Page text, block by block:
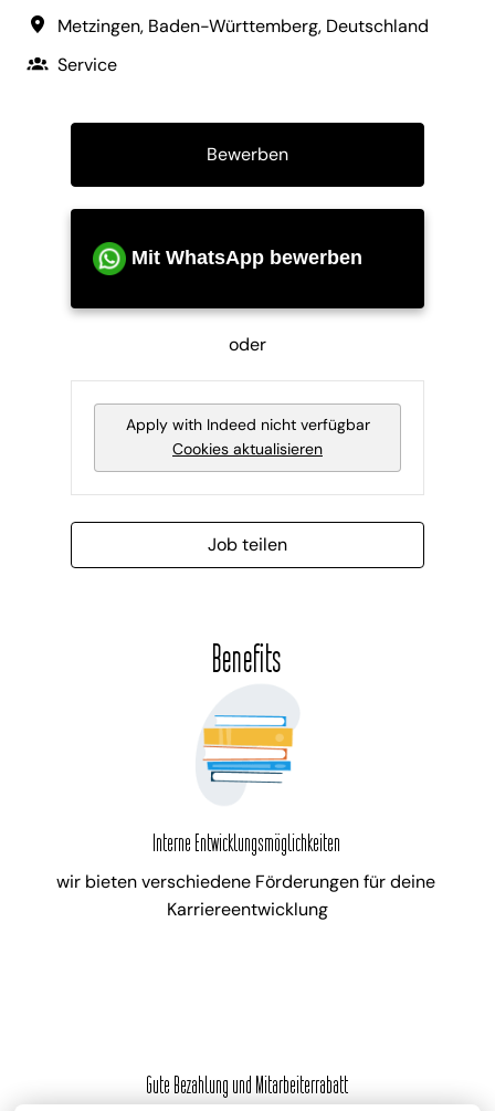
Metzingen, Baden-Württemberg, Deutschland
Service
Bewerben
Mit WhatsApp bewerben
oder
Apply with Indeed nicht verfügbar
Cookies aktualisieren
Job teilen
Benefits
Interne Entwicklungsmöglichkeiten
wir bieten verschiedene Förderungen für deine
Karriereentwicklung
Gute Bezahlung und Mitarbeiterrabatt